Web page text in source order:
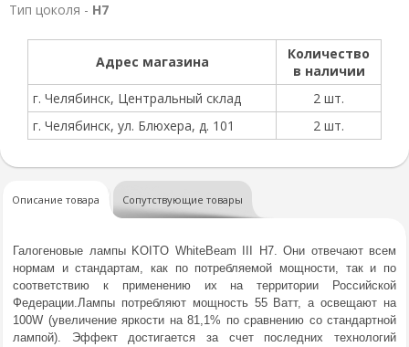
Тип цоколя - Н7
Адрес магазина
Количество
в наличии
г. Челябинск, Центральный склад
2 шт.
г. Челябинск, ул. Блюхера, д. 101
2 шт.
Описание товара Сопутствующие товары
Галогеновые лампы KOITO WhiteBeam III H7. Они отвечают всем
нормам и стандартам, как по потребляемой мощности, так и по
соответствию к применению их на территории Российской
Федерации.Лампы потребляют мощность 55 Ватт, а освещают на
100W (увеличение яркости на 81,1% по сравнению со стандартной
лампой). Эффект достигается за счет последних технологий